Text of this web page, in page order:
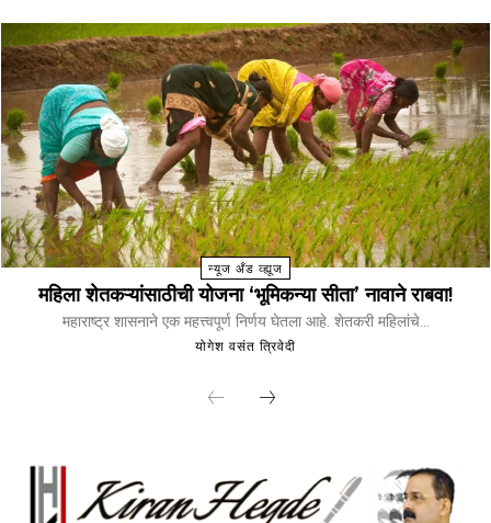
न्यूज अँड व्ह्यूज
महिला शेतकऱ्यांसाठीची योजना ‘भूमिकन्या सीता’ नावाने राबवा!
महाराष्ट्र शासनाने एक महत्त्वपूर्ण निर्णय घेतला आहे. शेतकरी महिलांचे...
योगेश वसंत त्रिवेदी